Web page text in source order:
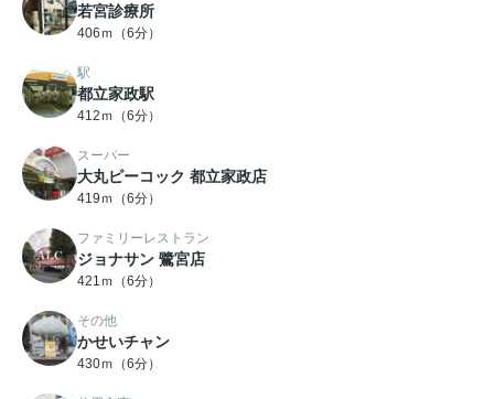
若宮診療所
406ｍ（6分）
駅
都立家政駅
412ｍ（6分）
スーパー
大丸ピーコック 都立家政店
419ｍ（6分）
ファミリーレストラン
ジョナサン 鷺宮店
421ｍ（6分）
その他
かせいチャン
430ｍ（6分）